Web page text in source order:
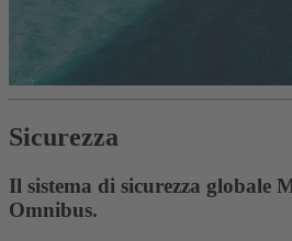
Sicurezza
Il sistema di sicurezza globale
Omnibus.